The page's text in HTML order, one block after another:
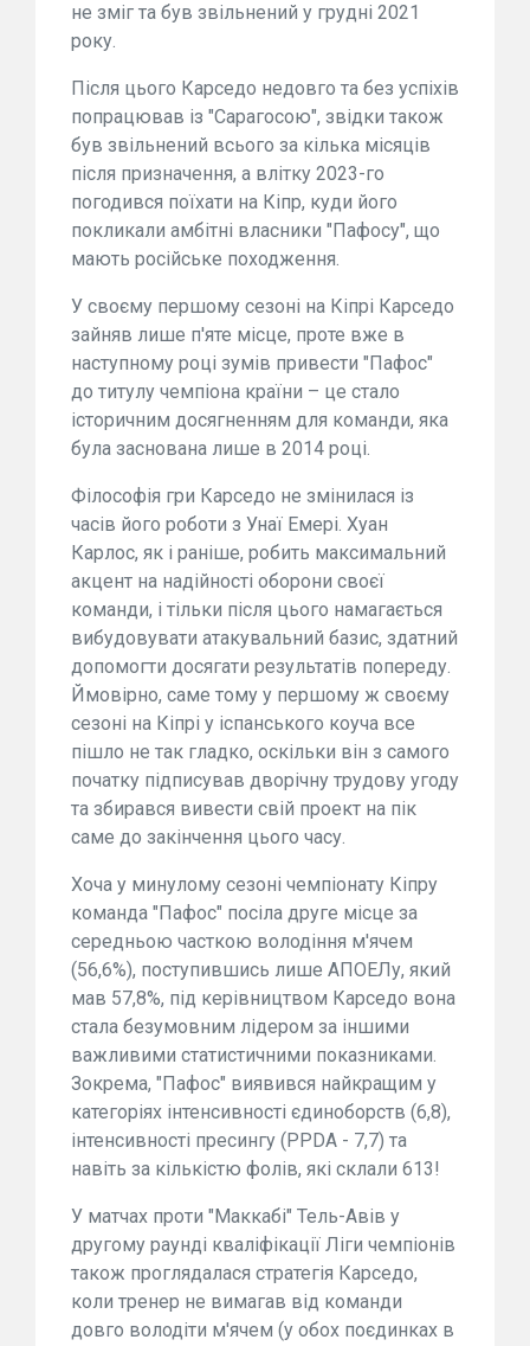
не зміг та був звільнений у грудні 2021
року.
Після цього Карседо недовго та без успіхів
попрацював із "Сарагосою", звідки також
був звільнений всього за кілька місяців
після призначення, а влітку 2023-го
погодився поїхати на Кіпр, куди його
покликали амбітні власники "Пафосу", що
мають російське походження.
У своєму першому сезоні на Кіпрі Карседо
зайняв лише п'яте місце, проте вже в
наступному році зумів привести "Пафос"
до титулу чемпіона країни – це стало
історичним досягненням для команди, яка
була заснована лише в 2014 році.
Філософія гри Карседо не змінилася із
часів його роботи з Унаї Емері. Хуан
Карлос, як і раніше, робить максимальний
акцент на надійності оборони своєї
команди, і тільки після цього намагається
вибудовувати атакувальний базис, здатний
допомогти досягати результатів попереду.
Ймовірно, саме тому у першому ж своєму
сезоні на Кіпрі у іспанського коуча все
пішло не так гладко, оскільки він з самого
початку підписував дворічну трудову угоду
та збирався вивести свій проект на пік
саме до закінчення цього часу.
Хоча у минулому сезоні чемпіонату Кіпру
команда "Пафос" посіла друге місце за
середньою часткою володіння м'ячем
(56,6%), поступившись лише АПОЕЛу, який
мав 57,8%, під керівництвом Карседо вона
стала безумовним лідером за іншими
важливими статистичними показниками.
Зокрема, "Пафос" виявився найкращим у
категоріях інтенсивності єдиноборств (6,8),
інтенсивності пресингу (PPDA - 7,7) та
навіть за кількістю фолів, які склали 613!
У матчах проти "Маккабі" Тель-Авів у
другому раунді кваліфікації Ліги чемпіонів
також проглядалася стратегія Карседо,
коли тренер не вимагав від команди
довго володіти м'ячем (у обох поєдинках в